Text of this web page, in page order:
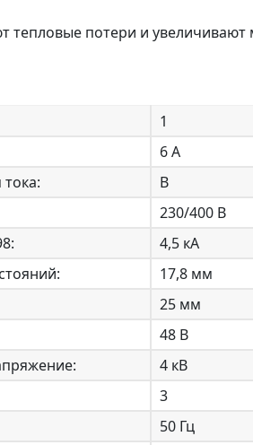
тепловые потери и увеличивают
1
6 А
B
230/400 В
4,5 кА
17,8 мм
25 мм
48 В
4 кВ
3
50 Гц